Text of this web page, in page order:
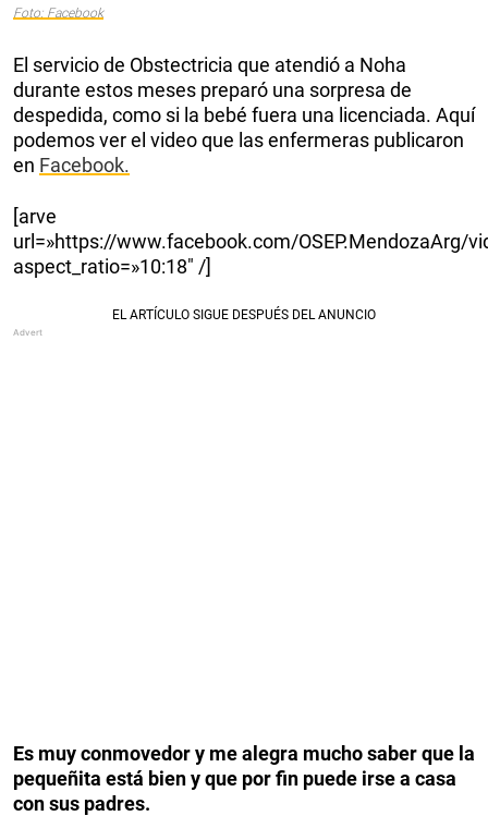
Foto: Facebook
El servicio de Obstectricia que atendió a Noha
durante estos meses preparó una sorpresa de
despedida, como si la bebé fuera una licenciada. Aquí
podemos ver el video que las enfermeras publicaron
en Facebook.
[arve
url=»https://www.facebook.com/OSEP.MendozaArg/
aspect_ratio=»10:18″ /]
Es muy conmovedor y me alegra mucho saber que la
pequeñita está bien y que por fin puede irse a casa
con sus padres.